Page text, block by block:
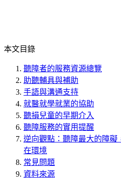
本文目錄
聽障者的服務資源總覽
助聽輔具與補助
手語與溝通支持
就醫就學就業的協助
聽損兒童的早期介入
聽障服務的實用提醒
逆向觀點：聽障最大的障礙
在環境
常見問題
資料來源